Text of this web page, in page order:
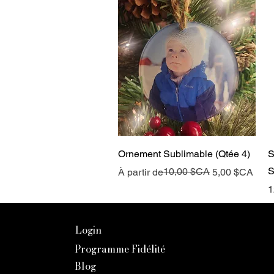
Aperçu rapide
Ornement Sublimable (Qtée 4)
À partir de
Prix original10,00 $CA 5,00 $CA
Prix promotionnel
Login
Programme Fidélité
Blog